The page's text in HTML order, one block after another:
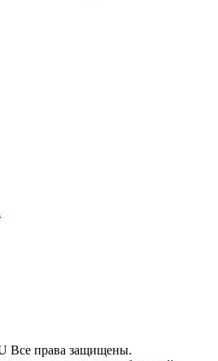
Все права защищены.